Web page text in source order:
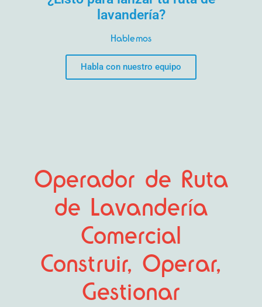
lavandería?
Hablemos
Habla con nuestro equipo
Operador de Ruta
de Lavandería
Comercial
Construir, Operar,
Gestionar